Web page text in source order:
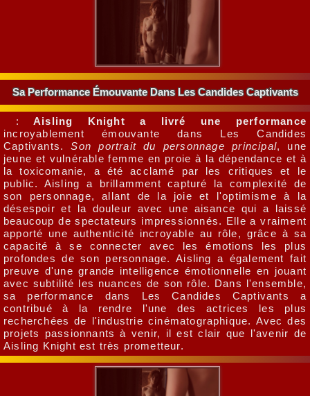
Sa Performance Émouvante Dans Les Candides Captivants
:
Aisling Knight a livré une performance
incroyablement émouvante dans Les Candides
Captivants.Son portrait du personnage principal, une
jeune et vulnérable femme en proie à la dépendance et à
la toxicomanie, a été acclamé par les critiques et le
public. Aisling a brillamment capturé la complexité de
son personnage, allant de la joie et l'optimisme à la
désespoir et la douleur avec une aisance qui a laissé
beaucoup de spectateurs impressionnés. Elle a vraiment
apporté une authenticité incroyable au rôle, grâce à sa
capacité à se connecter avec les émotions les plus
profondes de son personnage. Aisling a également fait
preuve d'une grande intelligence émotionnelle en jouant
avec subtilité les nuances de son rôle. Dans l'ensemble,
sa performance dans Les Candides Captivants a
contribué à la rendre l'une des actrices les plus
recherchées de l'industrie cinématographique. Avec des
projets passionnants à venir, il est clair que l'avenir de
Aisling Knight est très prometteur.